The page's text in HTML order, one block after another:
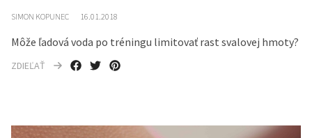
SIMON KOPUNEC 16.01.2018
Môže ľadová voda po tréningu limitovať rast svalovej hmoty?
ZDIEĽAŤ